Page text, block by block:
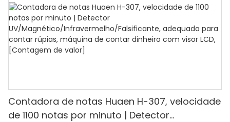
Contadora de notas Huaen H-307, velocidade
de 1100 notas por minuto | Detector